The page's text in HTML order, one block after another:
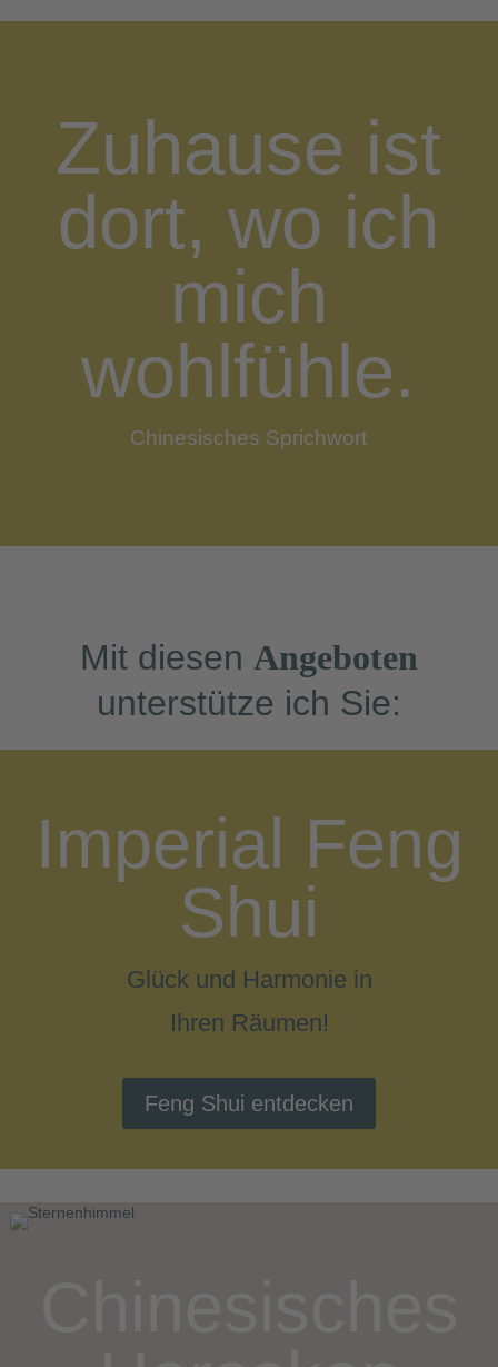
Zuhause ist
dort, wo ich
mich
wohlfühle.
Chinesisches Sprichwort
Mit diesen Angeboten
unterstütze ich Sie:
Imperial Feng
Shui
Glück und Harmonie in
Ihren Räumen!
Feng Shui entdecken